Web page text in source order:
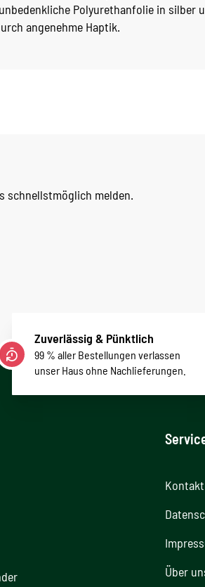
Polyurethanfolie in silber
angenehme Haptik.
schnellstmöglich melden.
Zuverlässig & Pünktlich
99 % aller Bestellungen verlassen
unser Haus ohne Nachlieferungen.
Kontakt
Über